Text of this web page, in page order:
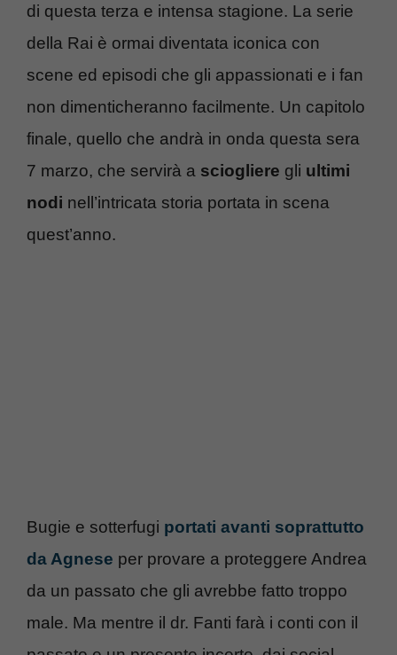
di questa terza e intensa stagione. La serie
della Rai è ormai diventata iconica con
scene ed episodi che gli appassionati e i fan
non dimenticheranno facilmente. Un capitolo
finale, quello che andrà in onda questa sera
7 marzo, che servirà a sciogliere gli ultimi
nodi nell’intricata storia portata in scena
quest’anno.
Bugie e sotterfugi portati avanti soprattutto
da Agnese per provare a proteggere Andrea
da un passato che gli avrebbe fatto troppo
male. Ma mentre il dr. Fanti farà i conti con il